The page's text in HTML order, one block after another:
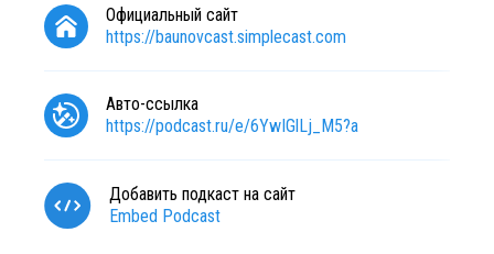
Официальный сайт
https://baunovcast.simplecast.com
Авто-ссылка
https://podcast.ru/e/6YwIGlLj_M5?a
Добавить подкаст на сайт
Embed Podcast